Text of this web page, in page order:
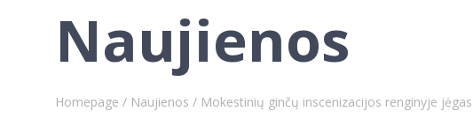
Naujienos
Homepage / Naujienos / Mokestinių ginčų inscenizacijos renginyje